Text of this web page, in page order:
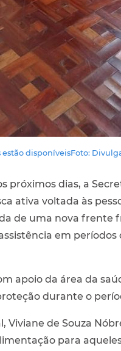
disponíveisFoto:
dias, a
ativa voltada às
de uma nova frente
em
apoio da área da
durante o
Viviane de Souza
para